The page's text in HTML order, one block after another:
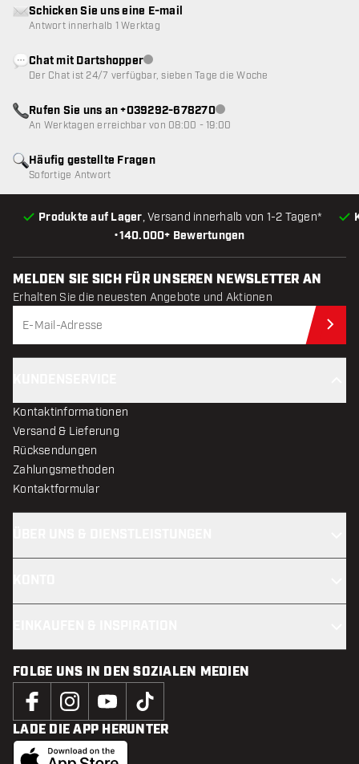
•140.000+ Bewertungen
Produkte auf Lager, Versand innerhalb von 1-2 Tagen*
Häufig gestellte Fragen
Sofortige Antwort
Schicken Sie uns eine E-mail
Antwort innerhalb 1 Werktag
Chat mit DartshopperKundenservice nicht verfügbar
Der Chat ist 24/7 verfügbar, sieben Tage die Woche
Rufen Sie uns an +039292-678270Kundenservice nicht
An Werktagen erreichbar von 08:00 - 19:00
MELDEN SIE SICH FÜR UNSEREN NEWSLETTER AN
Erhalten Sie die neuesten Angebote und Aktionen
Kontaktinformationen
Versand & Lieferung
Rücksendungen
Zahlungsmethoden
Kontaktformular
FOLGE UNS IN DEN SOZIALEN MEDIEN
LADE DIE APP HERUNTER